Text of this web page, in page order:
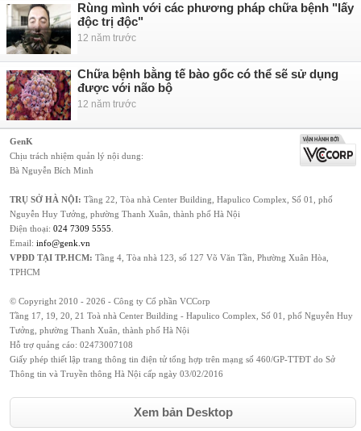
Rùng mình với các phương pháp chữa bệnh "lấy
độc trị độc"
12 năm trước
Chữa bệnh bằng tế bào gốc có thể sẽ sử dụng
được với não bộ
12 năm trước
GenK
Chịu trách nhiệm quản lý nội dung:
Bà Nguyễn Bích Minh
TRỤ SỞ HÀ NỘI: Tầng 22, Tòa nhà Center Building, Hapulico Complex, Số 01, phố
Nguyễn Huy Tưởng, phường Thanh Xuân, thành phố Hà Nội
Điện thoại: 024 7309 5555
Email: info@genk.vn
VPĐD TẠI TP.HCM: Tầng 4, Tòa nhà 123, số 127 Võ Văn Tần, Phường Xuân Hòa,
TPHCM
© Copyright 2010 - 2026 - Công ty Cổ phần VCCorp
Tầng 17, 19, 20, 21 Toà nhà Center Building - Hapulico Complex, Số 01, phố Nguyễn Huy
Tưởng, phường Thanh Xuân, thành phố Hà Nội
Hỗ trợ quảng cáo: 02473007108
Giấy phép thiết lập trang thông tin điện tử tổng hợp trên mạng số 460/GP-TTĐT do Sở
Thông tin và Truyền thông Hà Nội cấp ngày 03/02/2016
Xem bản Desktop